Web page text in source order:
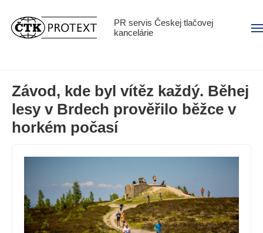
PR servis Českej tlačovej
kancelárie
Závod, kde byl vítěz každý. Běhej
lesy v Brdech prověřilo běžce v
horkém počasí